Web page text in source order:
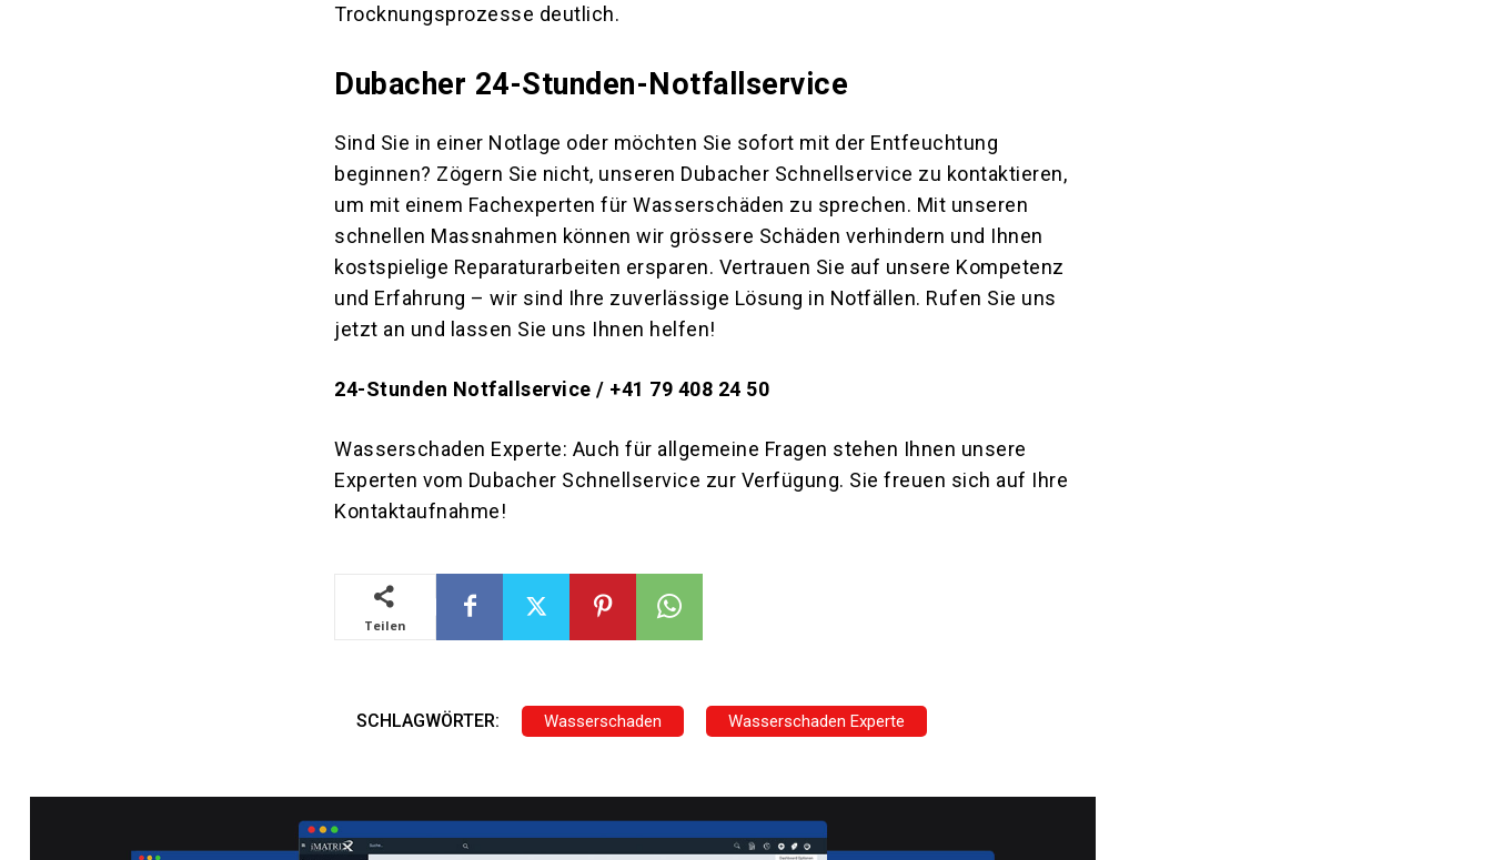
Trocknungsprozesse deutlich.
Dubacher 24-Stunden-Notfallservice
Sind Sie in einer Notlage oder möchten Sie sofort mit der Entfeuchtung
beginnen? Zögern Sie nicht, unseren Dubacher Schnellservice zu kontaktieren,
um mit einem Fachexperten für Wasserschäden zu sprechen. Mit unseren
schnellen Massnahmen können wir grössere Schäden verhindern und Ihnen
kostspielige Reparaturarbeiten ersparen. Vertrauen Sie auf unsere Kompetenz
und Erfahrung – wir sind Ihre zuverlässige Lösung in Notfällen. Rufen Sie uns
jetzt an und lassen Sie uns Ihnen helfen!
24-Stunden Notfallservice / +41 79 408 24 50
Wasserschaden Experte: Auch für allgemeine Fragen stehen Ihnen unsere
Experten vom Dubacher Schnellservice zur Verfügung. Sie freuen sich auf Ihre
Kontaktaufnahme!
Teilen
SCHLAGWÖRTER: Wasserschaden Wasserschaden Experte